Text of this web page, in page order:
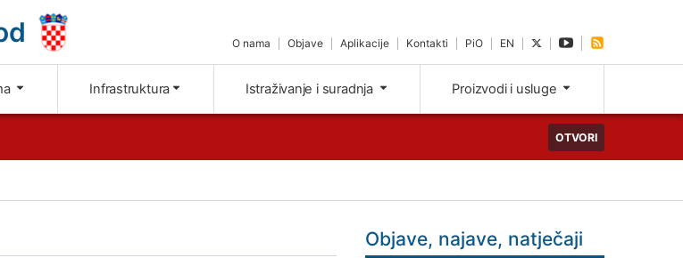
O nama Objave Aplikacije Kontakti PiO EN
Infrastruktura Istraživanje i suradnja Proizvodi i usluge
OTVORI
Objave, najave, natječaji